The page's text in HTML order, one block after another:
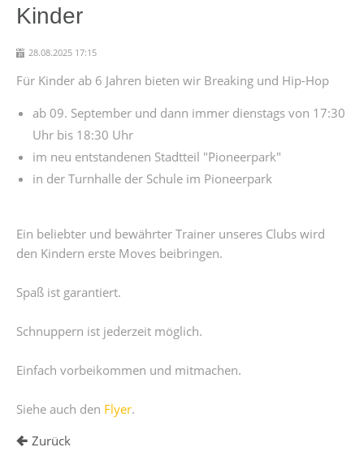
Kinder
28.08.2025 17:15
Für Kinder ab 6 Jahren bieten wir Breaking und Hip-Hop
ab 09. September und dann immer dienstags von 17:30
Uhr bis 18:30 Uhr
im neu entstandenen Stadtteil "Pioneerpark"
in der Turnhalle der Schule im Pioneerpark
Ein beliebter und bewährter Trainer unseres Clubs wird
den Kindern erste Moves beibringen.
Spaß ist garantiert.
Schnuppern ist jederzeit möglich.
Einfach vorbeikommen und mitmachen.
Siehe auch den Flyer.
Zurück